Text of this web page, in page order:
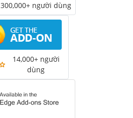
300,000+ người dùng
14,000+ người
dùng